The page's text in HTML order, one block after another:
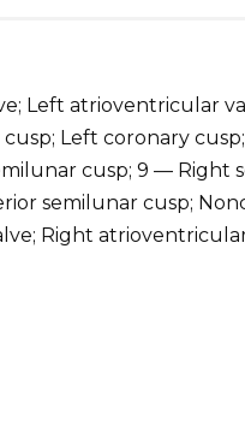
Left atrioventricular
Left coronary
cusp; 9 — Right
semilunar cusp;
Right